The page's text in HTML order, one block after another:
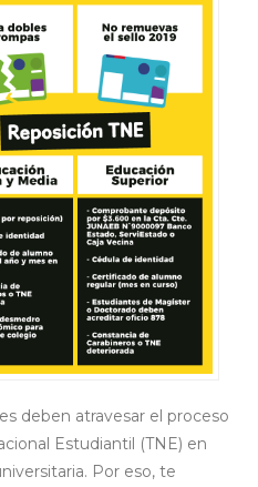
deben atravesar el proceso
Estudiantil (TNE) en
Por eso, te